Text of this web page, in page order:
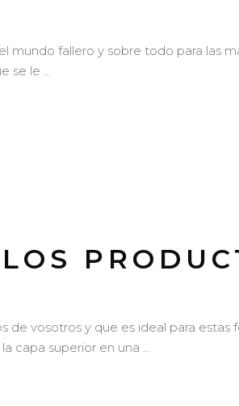
mundo fallero y sobre todo para las
se le
vosotros y que es ideal para estas
capa superior en una